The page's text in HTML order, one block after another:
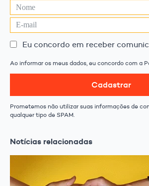
Eu concordo em receber
Ao informar os meus dados, eu concordo com a
Cadastrar
Prometemos não utilizar suas informações de
qualquer tipo de SPAM.
Notícias relacionadas